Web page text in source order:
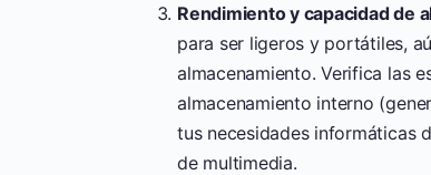
Rendimiento y capacidad de
para ser ligeros y portátiles,
almacenamiento. Verifica las
almacenamiento interno
tus necesidades informáticas
de multimedia.